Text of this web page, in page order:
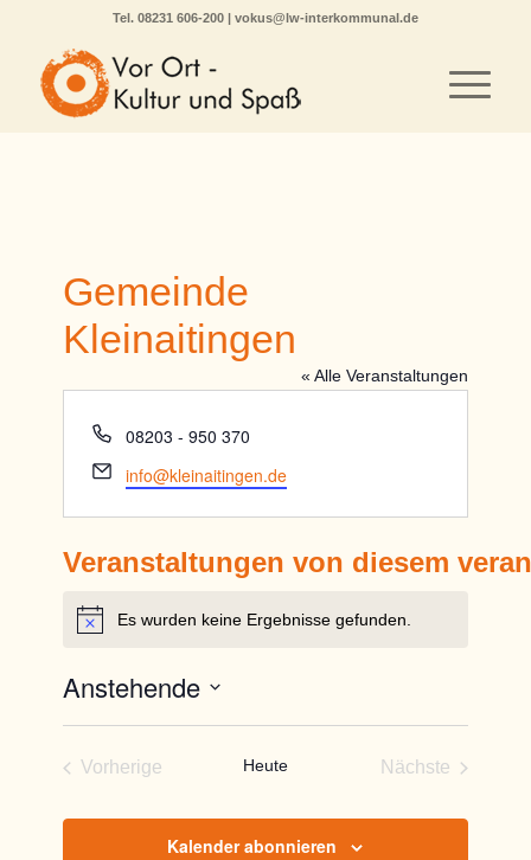
Tel. 08231 606-200 | vokus@lw-interkommunal.de
Gemeinde
Kleinaitingen
« Alle Veranstaltungen
Telefon
08203 - 950 370
Email
info@kleinaitingen.de
Veranstaltungen von diesem
HinweisEs wurden keine Ergebnisse gefunden.
Anstehende
Vorherige
Heute
Nächste
Kalender abonnieren